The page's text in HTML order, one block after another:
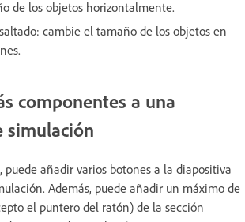
de los objetos horizontalmente.
cambie el tamaño de los objetos en
componentes a una
simulación
puede añadir varios botones a la diapositiva
Además, puede añadir un máximo de
el puntero del ratón) de la sección